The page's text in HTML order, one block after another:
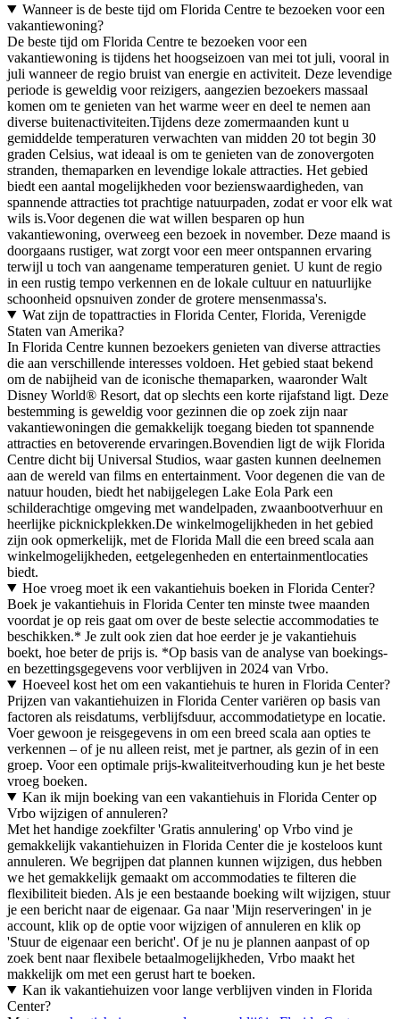
Wanneer is de beste tijd om Florida Centre te bezoeken voor een
vakantiewoning?
De beste tijd om Florida Centre te bezoeken voor een
vakantiewoning is tijdens het hoogseizoen van mei tot juli, vooral in
juli wanneer de regio bruist van energie en activiteit. Deze levendige
periode is geweldig voor reizigers, aangezien bezoekers massaal
komen om te genieten van het warme weer en deel te nemen aan
diverse buitenactiviteiten.Tijdens deze zomermaanden kunt u
gemiddelde temperaturen verwachten van midden 20 tot begin 30
graden Celsius, wat ideaal is om te genieten van de zonovergoten
stranden, themaparken en levendige lokale attracties. Het gebied
biedt een aantal mogelijkheden voor bezienswaardigheden, van
spannende attracties tot prachtige natuurpaden, zodat er voor elk wat
wils is.Voor degenen die wat willen besparen op hun
vakantiewoning, overweeg een bezoek in november. Deze maand is
doorgaans rustiger, wat zorgt voor een meer ontspannen ervaring
terwijl u toch van aangename temperaturen geniet. U kunt de regio
in een rustig tempo verkennen en de lokale cultuur en natuurlijke
schoonheid opsnuiven zonder de grotere mensenmassa's.
Wat zijn de topattracties in Florida Center, Florida, Verenigde
Staten van Amerika?
In Florida Centre kunnen bezoekers genieten van diverse attracties
die aan verschillende interesses voldoen. Het gebied staat bekend
om de nabijheid van de iconische themaparken, waaronder Walt
Disney World® Resort, dat op slechts een korte rijafstand ligt. Deze
bestemming is geweldig voor gezinnen die op zoek zijn naar
vakantiewoningen die gemakkelijk toegang bieden tot spannende
attracties en betoverende ervaringen.Bovendien ligt de wijk Florida
Centre dicht bij Universal Studios, waar gasten kunnen deelnemen
aan de wereld van films en entertainment. Voor degenen die van de
natuur houden, biedt het nabijgelegen Lake Eola Park een
schilderachtige omgeving met wandelpaden, zwaanbootverhuur en
heerlijke picknickplekken.De winkelmogelijkheden in het gebied
zijn ook opmerkelijk, met de Florida Mall die een breed scala aan
winkelmogelijkheden, eetgelegenheden en entertainmentlocaties
biedt.
Hoe vroeg moet ik een vakantiehuis boeken in Florida Center?
Boek je vakantiehuis in Florida Center ten minste twee maanden
voordat je op reis gaat om over de beste selectie accommodaties te
beschikken.* Je zult ook zien dat hoe eerder je je vakantiehuis
boekt, hoe beter de prijs is. *Op basis van de analyse van boekings-
en bezettingsgegevens voor verblijven in 2024 van Vrbo.
Hoeveel kost het om een vakantiehuis te huren in Florida Center?
Prijzen van vakantiehuizen in Florida Center variëren op basis van
factoren als reisdatums, verblijfsduur, accommodatietype en locatie.
Voer gewoon je reisgegevens in om een breed scala aan opties te
verkennen – of je nu alleen reist, met je partner, als gezin of in een
groep. Voor een optimale prijs-kwaliteitverhouding kun je het beste
vroeg boeken.
Kan ik mijn boeking van een vakantiehuis in Florida Center op
Vrbo wijzigen of annuleren?
Met het handige zoekfilter 'Gratis annulering' op Vrbo vind je
gemakkelijk vakantiehuizen in Florida Center die je kosteloos kunt
annuleren. We begrijpen dat plannen kunnen wijzigen, dus hebben
we het gemakkelijk gemaakt om accommodaties te filteren die
flexibiliteit bieden. Als je een bestaande boeking wilt wijzigen, stuur
je een bericht naar de eigenaar. Ga naar 'Mijn reserveringen' in je
account, klik op de optie voor wijzigen of annuleren en klik op
'Stuur de eigenaar een bericht'. Of je nu je plannen aanpast of op
zoek bent naar flexibele betaalmogelijkheden, Vrbo maakt het
makkelijk om met een gerust hart te boeken.
Kan ik vakantiehuizen voor lange verblijven vinden in Florida
Center?